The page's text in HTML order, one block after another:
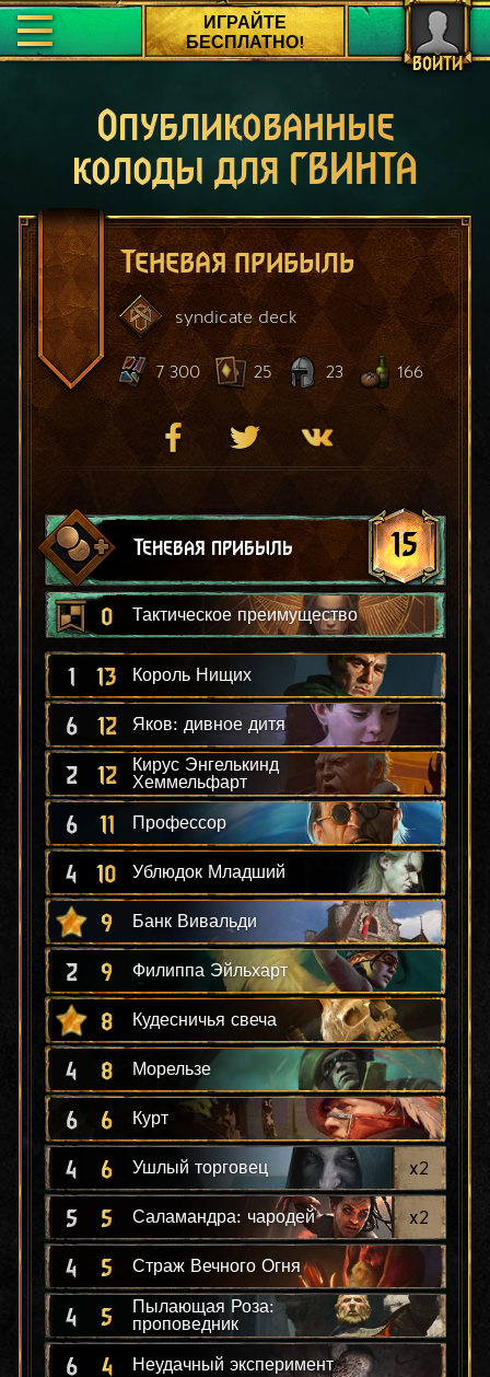
ВОЙТИ
ИГРАЙТЕ
БЕСПЛАТНО!
Опубликованные
колоды для ГВИНТА
Теневая прибыль
syndicate deck
7 300 25 23 166
Теневая прибыль 15
0 Тактическое преимущество
1 13 Король Нищих
6 12 Яков: дивное дитя
2 12
Кирус Энгелькинд
Хеммельфарт
6 11 Профессор
4 10 Ублюдок Младший
9 Банк Вивальди
2 9 Филиппа Эйльхарт
8 Кудесничья свеча
4 8 Морельзе
6 6 Курт
4 6 Ушлый торговец x2
5 5 Саламандра: чародей x2
4 5 Страж Вечного Огня
4 5
Пылающая Роза:
проповедник
6 4 Неудачный эксперимент